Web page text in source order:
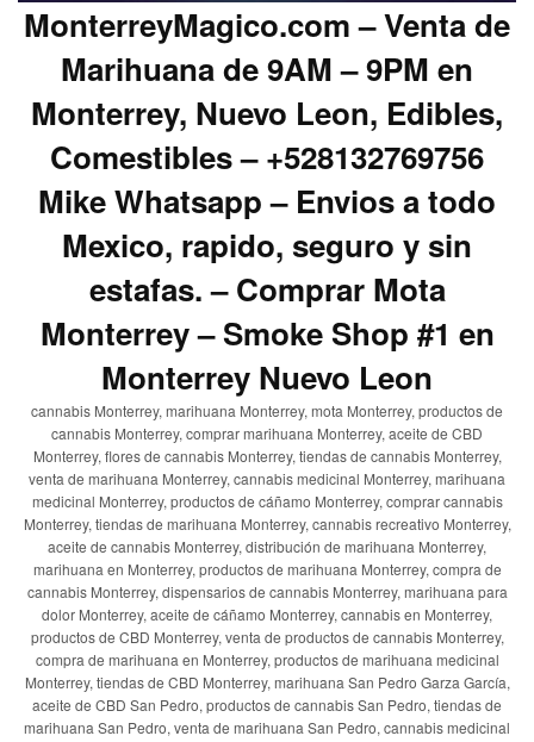
MonterreyMagico.com – Venta de
Marihuana de 9AM – 9PM en
Monterrey, Nuevo Leon, Edibles,
Comestibles – +528132769756
Mike Whatsapp – Envios a todo
Mexico, rapido, seguro y sin
estafas. – Comprar Mota
Monterrey – Smoke Shop #1 en
Monterrey Nuevo Leon
cannabis Monterrey, marihuana Monterrey, mota Monterrey, productos de
cannabis Monterrey, comprar marihuana Monterrey, aceite de CBD
Monterrey, flores de cannabis Monterrey, tiendas de cannabis Monterrey,
venta de marihuana Monterrey, cannabis medicinal Monterrey, marihuana
medicinal Monterrey, productos de cáñamo Monterrey, comprar cannabis
Monterrey, tiendas de marihuana Monterrey, cannabis recreativo Monterrey,
aceite de cannabis Monterrey, distribución de marihuana Monterrey,
marihuana en Monterrey, productos de marihuana Monterrey, compra de
cannabis Monterrey, dispensarios de cannabis Monterrey, marihuana para
dolor Monterrey, aceite de cáñamo Monterrey, cannabis en Monterrey,
productos de CBD Monterrey, venta de productos de cannabis Monterrey,
compra de marihuana en Monterrey, productos de marihuana medicinal
Monterrey, tiendas de CBD Monterrey, marihuana San Pedro Garza García,
aceite de CBD San Pedro, productos de cannabis San Pedro, tiendas de
marihuana San Pedro, venta de marihuana San Pedro, cannabis medicinal